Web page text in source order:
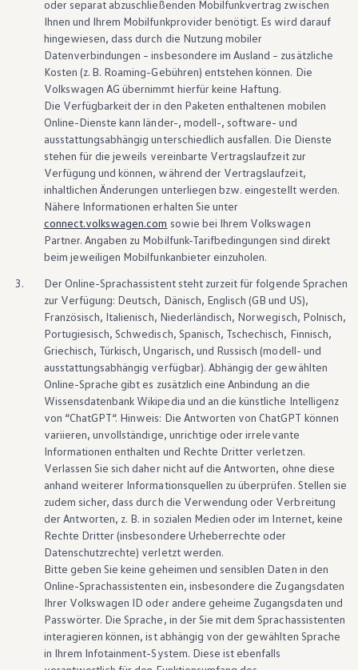
oder separat abzuschließenden Mobilfunkvertrag zwischen
Ihnen und Ihrem Mobilfunkprovider benötigt. Es wird darauf
hingewiesen, dass durch die Nutzung mobiler
Datenverbindungen – insbesondere im Ausland – zusätzliche
Kosten (z. B. Roaming-Gebühren) entstehen können. Die
Volkswagen AG übernimmt hierfür keine Haftung.
Die Verfügbarkeit der in den Paketen enthaltenen mobilen
Online-Dienste kann länder-, modell-, software- und
ausstattungsabhängig unterschiedlich ausfallen. Die Dienste
stehen für die jeweils vereinbarte Vertragslaufzeit zur
Verfügung und können, während der Vertragslaufzeit,
inhaltlichen Änderungen unterliegen bzw. eingestellt werden.
Nähere Informationen erhalten Sie unter
connect.volkswagen.com sowie bei Ihrem Volkswagen
Partner. Angaben zu Mobilfunk-Tarifbedingungen sind direkt
beim jeweiligen Mobilfunkanbieter einzuholen.
3.
Der Online-Sprachassistent steht zurzeit für folgende Sprachen
zur Verfügung: Deutsch, Dänisch, Englisch (GB und US),
Französisch, Italienisch, Niederländisch, Norwegisch, Polnisch,
Portugiesisch, Schwedisch, Spanisch, Tschechisch, Finnisch,
Griechisch, Türkisch, Ungarisch, und Russisch (modell- und
ausstattungsabhängig verfügbar). Abhängig der gewählten
Online-Sprache gibt es zusätzlich eine Anbindung an die
Wissensdatenbank Wikipedia und an die künstliche Intelligenz
von “ChatGPT“. Hinweis: Die Antworten von ChatGPT können
variieren, unvollständige, unrichtige oder irrelevante
Informationen enthalten und Rechte Dritter verletzen.
Verlassen Sie sich daher nicht auf die Antworten, ohne diese
anhand weiterer Informationsquellen zu überprüfen. Stellen sie
zudem sicher, dass durch die Verwendung oder Verbreitung
der Antworten, z. B. in sozialen Medien oder im Internet, keine
Rechte Dritter (insbesondere Urheberrechte oder
Datenschutzrechte) verletzt werden.
Bitte geben Sie keine geheimen und sensiblen Daten in den
Online-Sprachassistenten ein, insbesondere die Zugangsdaten
Ihrer Volkswagen ID oder andere geheime Zugangsdaten und
Passwörter. Die Sprache, in der Sie mit dem Sprachassistenten
interagieren können, ist abhängig von der gewählten Sprache
in Ihrem Infotainment-System. Diese ist ebenfalls